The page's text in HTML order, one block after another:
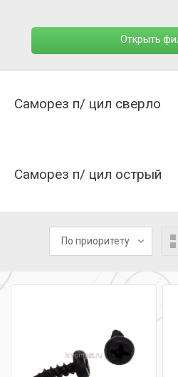
Открыть
Саморез п/ цил сверло
Саморез п/ цил острый
По приоритету